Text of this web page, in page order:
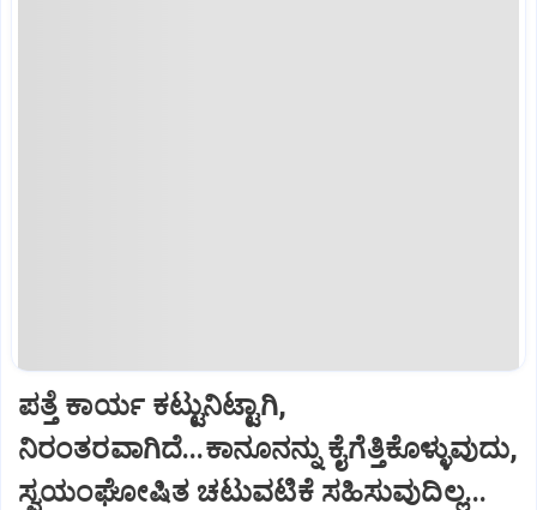
ಪತ್ತೆ ಕಾರ್ಯ ಕಟ್ಟುನಿಟ್ಟಾಗಿ,
ನಿರಂತರವಾಗಿದೆ...ಕಾನೂನನ್ನು ಕೈಗೆತ್ತಿಕೊಳ್ಳುವುದು,
ಸ್ವಯಂಘೋಷಿತ ಚಟುವಟಿಕೆ ಸಹಿಸುವುದಿಲ್ಲ...